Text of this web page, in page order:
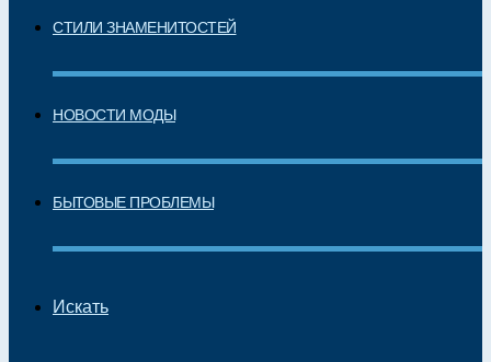
СТИЛИ ЗНАМЕНИТОСТЕЙ
НОВОСТИ МОДЫ
БЫТОВЫЕ ПРОБЛЕМЫ
Искать